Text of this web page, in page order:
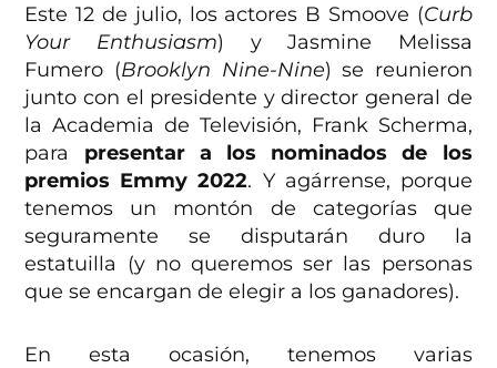
Este 12 de julio, los actores B Smoove (Curb
Your Enthusiasm) y Jasmine Melissa
Fumero (Brooklyn Nine-Nine) se reunieron
junto con el presidente y director general de
la Academia de Televisión, Frank Scherma,
para presentar a los nominados de los
premios Emmy 2022. Y agárrense, porque
tenemos un montón de categorías que
seguramente se disputarán duro la
estatuilla (y no queremos ser las personas
que se encargan de elegir a los ganadores).
En esta ocasión, tenemos varias